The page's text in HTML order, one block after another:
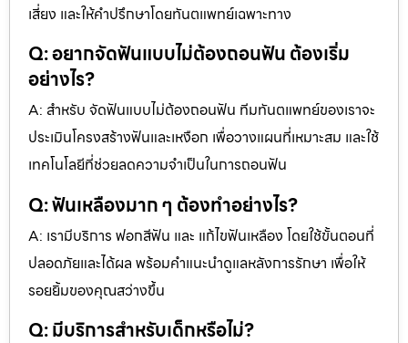
เสี่ยง และให้คำปรึกษาโดยทันตแพทย์เฉพาะทาง
Q: อยากจัดฟันแบบไม่ต้องถอนฟัน ต้องเริ่ม
อย่างไร?
A: สำหรับ จัดฟันแบบไม่ต้องถอนฟัน ทีมทันตแพทย์ของเราจะ
ประเมินโครงสร้างฟันและเหงือก เพื่อวางแผนที่เหมาะสม และใช้
เทคโนโลยีที่ช่วยลดความจำเป็นในการถอนฟัน
Q: ฟันเหลืองมาก ๆ ต้องทำอย่างไร?
A: เรามีบริการ ฟอกสีฟัน และ แก้ไขฟันเหลือง โดยใช้ขั้นตอนที่
ปลอดภัยและได้ผล พร้อมคำแนะนำดูแลหลังการรักษา เพื่อให้
รอยยิ้มของคุณสว่างขึ้น
Q: มีบริการสำหรับเด็กหรือไม่?